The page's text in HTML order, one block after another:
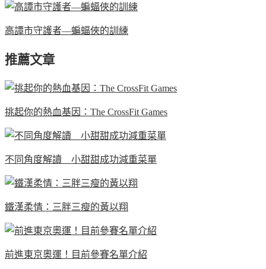
高譚市守護者—蝙蝠俠的訓練
推薦文章
挑起你的熱血基因：The CrossFit Games
不同角度解讀 小甜甜成功減重菜單
鐵漢柔情：三胖三瘦的黃以翔
前進東京奧運！目前參賽名單介紹